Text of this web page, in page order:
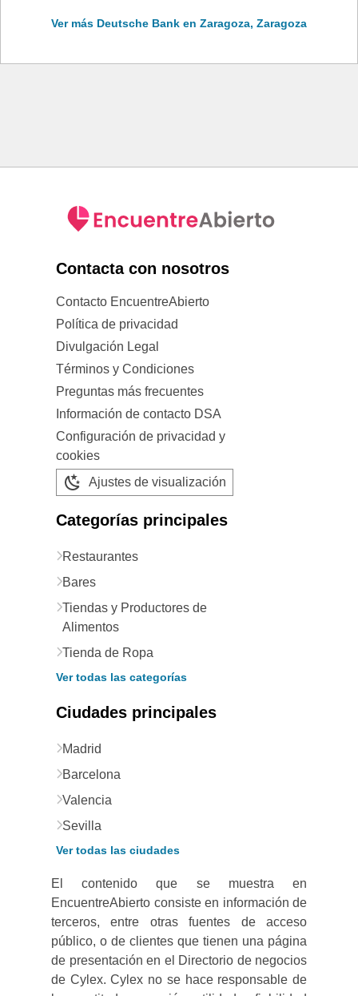
Ver más Deutsche Bank en Zaragoza, Zaragoza
Contacta con nosotros
Contacto EncuentreAbierto
Política de privacidad
Divulgación Legal
Términos y Condiciones
Preguntas más frecuentes
Información de contacto DSA
Configuración de privacidad y
cookies
Ajustes de visualización
Categorías principales
Restaurantes
Bares
Tiendas y Productores de
Alimentos
Tienda de Ropa
Ver todas las categorías
Ciudades principales
Madrid
Barcelona
Valencia
Sevilla
Ver todas las ciudades
El contenido que se muestra en
EncuentreAbierto consiste en información de
terceros, entre otras fuentes de acceso
público, o de clientes que tienen una página
de presentación en el Directorio de negocios
de Cylex. Cylex no se hace responsable de